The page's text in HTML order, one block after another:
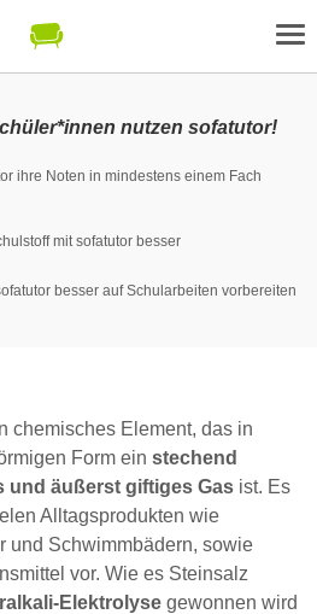
nutzen sofatutor!
ihre Noten in mindestens einem Fach
mit sofatutor besser
besser auf Schularbeiten vorbereiten
chemisches Element, das in
Form ein stechend
und äußerst giftiges Gas ist. Es
Alltagsprodukten wie
und Schwimmbädern, sowie
vor. Wie es Steinsalz
Elektrolyse gewonnen wird